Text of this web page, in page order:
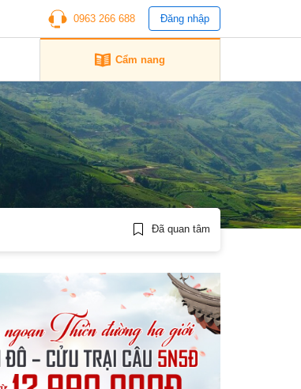
0963 266 688 Đăng nhập
Cẩm nang
Đã quan tâm